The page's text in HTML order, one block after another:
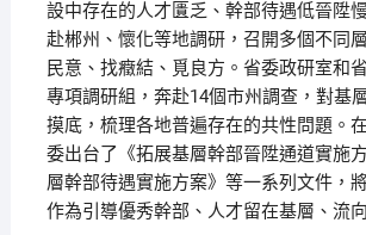
設中存在的人才匱乏、幹部待遇低晉陞
赴郴州、懷化等地調研，召開多個不同
民意、找癥結、覓良方。省委政研室和
專項調研組，奔赴14個市州調查，對基
摸底，梳理各地普遍存在的共性問題。
委出台了《拓展基層幹部晉陞通道實施
層幹部待遇實施方案》等一系列文件，
作為引導優秀幹部、人才留在基層、流